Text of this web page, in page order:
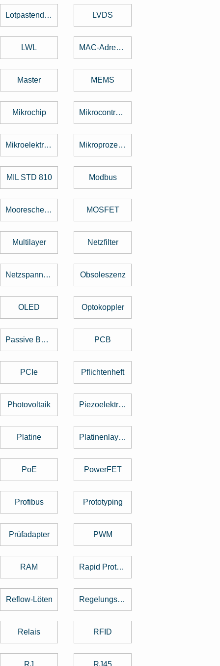
Lotpastendruck LVDS
LWL MAC-Adresse
Master MEMS
Mikrochip Mikrocontroller
Mikroelektronik Mikroprozessor
MIL STD 810 Modbus
Mooresche Gesetz MOSFET
Multilayer Netzfilter
Netzspannung Obsoleszenz
OLED Optokoppler
Passive Bauelemente PCB
PCIe Pflichtenheft
Photovoltaik Piezoelektrischer Sensor
Platine Platinenlayout
PoE PowerFET
Profibus Prototyping
Prüfadapter PWM
RAM Rapid Prototyping
Reflow-Löten Regelungstechnik
Relais RFID
RJ RJ45